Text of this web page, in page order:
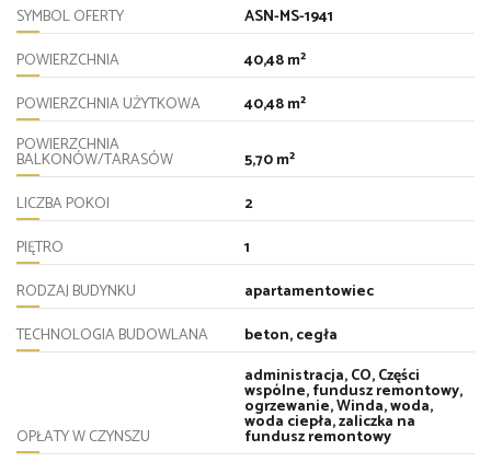
SYMBOL OFERTY
ASN-MS-1941
POWIERZCHNIA
40,48 m²
POWIERZCHNIA UŻYTKOWA
40,48 m²
POWIERZCHNIA
BALKONÓW/TARASÓW
5,70 m²
LICZBA POKOI
2
PIĘTRO
1
RODZAJ BUDYNKU
apartamentowiec
TECHNOLOGIA BUDOWLANA
beton, cegła
OPŁATY W CZYNSZU
administracja, CO, Części
wspólne, fundusz remontowy,
ogrzewanie, Winda, woda,
woda ciepła, zaliczka na
fundusz remontowy